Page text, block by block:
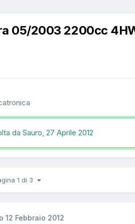
05/2003 2200cc
da Sauro, 27 Aprile 2012
1 di 3
12 Febbraio 2012